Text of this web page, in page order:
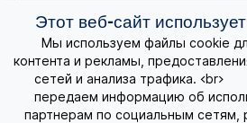
Рождество в США.
Полет
Дата путешествия
Этот веб-сайт
Мы используем файлы cookie
контента и рекламы,
сетей и анализа трафика.
передаем информацию об
партнерам по социальным сетям,